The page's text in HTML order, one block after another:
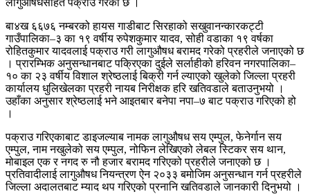
लागुऔषधसहित पक्राउ गरेको छ ।
बा४ख ६६७६ नम्बरको हायस गाडीबाट सिरहाको सखुवानन्कारकट्टी
गाउँपालिका–३ का १९ वर्षीय रुपेशकुमार यादव, सोही वडाका १९ वर्षका
रोहितकुमार यादवलाई पक्राउ गरी लागुऔषध बरामद गरेको प्रहरीले जनाएको छ
। प्रारम्भिक अनुसन्धानबाट पक्रिएका दुईले सर्लाहीको हरिवन नगरपालिका–
१० का २३ वर्षीय विशाल श्रेष्ठलाई बिक्री गर्न ल्याएको खुलेको जिल्ला प्रहरी
कार्यालय धुलिखेलका प्रहरी नायब निरीक्षक हरि खतिवडाले बताउनुभयो ।
उहाँका अनुसार श्रेष्ठलाई भने आइतबार बनेपा नपा–७ बाट पक्राउ गरिएको हो
।
पक्राउ गरिएकाबाट डाइजल्याब नामक लागुऔषध सय एम्पुल, फेनेर्गान सय
एम्पुल, नाम नखुलेको सय एम्पुल, नोफिन लेखिएको लेबल स्टिकर सय थान,
मोबाइल एक र नगद रु नौ हजार बरामद गरिएको प्रहरीले जनाएको छ ।
प्रतिवादीलाई लागुऔषध नियन्त्रण ऐन २०३३ बमोजिम अनुसन्धान गर्न प्रहरीले
जिल्ला अदालतबाट म्याद थप गरिएको प्रनानि खतिवडाले जानकारी दिनुभयो ।